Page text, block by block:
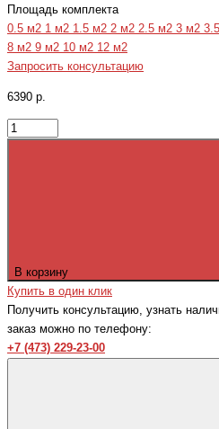
Площадь комплекта
0.5 м2 1 м2 1.5 м2 2 м2 2.5 м2 3 м2
8 м2 9 м2 10 м2 12 м2
Запросить консультацию
6390 р.
В корзину
Купить в один клик
Получить консультацию, узнать
заказ можно по телефону:
+7 (473) 229-23-00